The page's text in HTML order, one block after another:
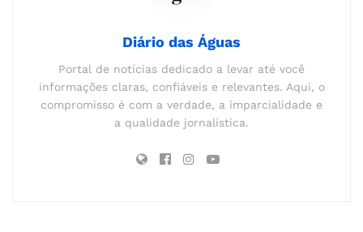
Diário das Águas
Portal de notícias dedicado a levar até você
informações claras, confiáveis e relevantes. Aqui, o
compromisso é com a verdade, a imparcialidade e
a qualidade jornalística.